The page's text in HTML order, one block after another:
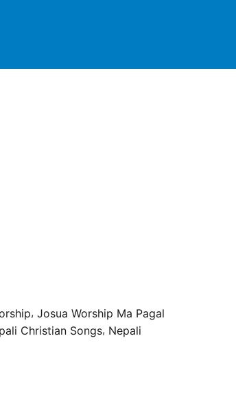
, Josua Worship Ma Pagal
Christian Songs, Nepali